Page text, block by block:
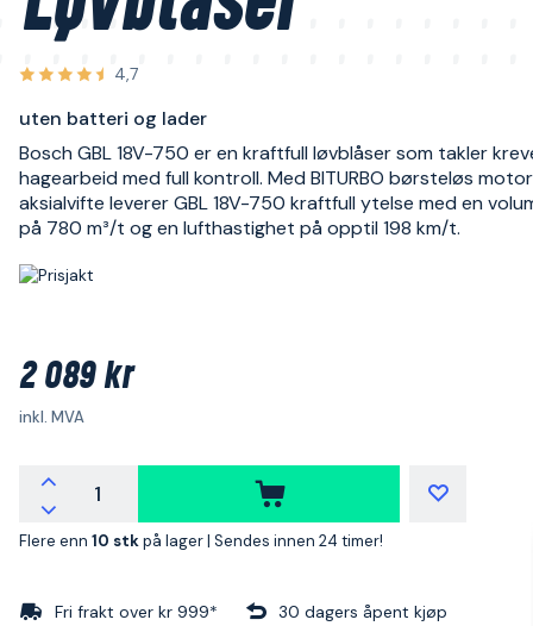
4,7
uten batteri og lader
Bosch GBL 18V-750 er en kraftfull løvblåser som takler
hagearbeid med full kontroll. Med BITURBO børsteløs
aksialvifte leverer GBL 18V-750 kraftfull ytelse med en
på 780 m³/t og en lufthastighet på opptil 198 km/t.
2 089 kr
inkl. MVA
Flere enn 10 stkpå lager | Sendes innen 24 timer!
Fri frakt over kr 999* 30 dagers åpent kjøp